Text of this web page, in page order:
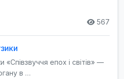
567
«Співзвуччя епох і світів» —
в …